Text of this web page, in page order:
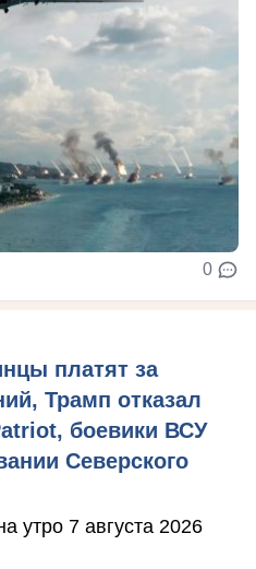
0
платят за
Трамп отказал
боевики ВСУ
Северского
утро 7 августа 2026